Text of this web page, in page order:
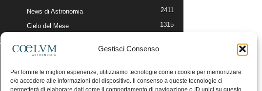
Gestisci Consenso
Per fornire le migliori esperienze, utilizziamo tecnologie come i cookie per memorizzare
e/o accedere alle informazioni del dispositivo. Il consenso a queste tecnologie ci
permetterà di elaborare dati come il comportamento di navigazione o ID unici su questo
News di Astronomia 2411
Cielo del Mese 1315
Articoli e Risorse On-Line
Il Blog della Redazione